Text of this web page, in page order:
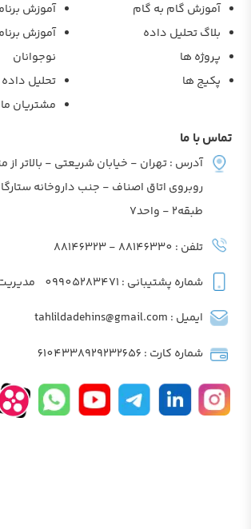
آموزش گام به گام
بلاگ تحلیل داده
پروژه ها
پکیج ها
آموزش
آموزش
نوجوانان
تحلیل داده TV
مشتریان ما
تماس با ما
آدرس : تهران - خیابان شریعتی - بالاتر از
طبقه2 - واحد7
تلفن : 88146330 - 88146323
شماره پشتیبانی : 09905283471 مدیریت:
ایمیل : tahlildadehins@gmail.com
شماره کارت : 6104338929232656